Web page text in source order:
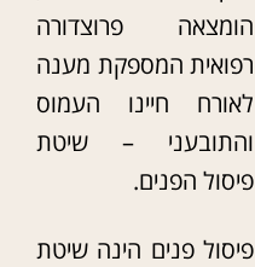
הומצאה פרוצדורה
רפואית המספקת מענה
לאורח חיינו העמוס
והתובעני – שיטת
פיסול הפנים.
פיסול פנים הינה שיטת